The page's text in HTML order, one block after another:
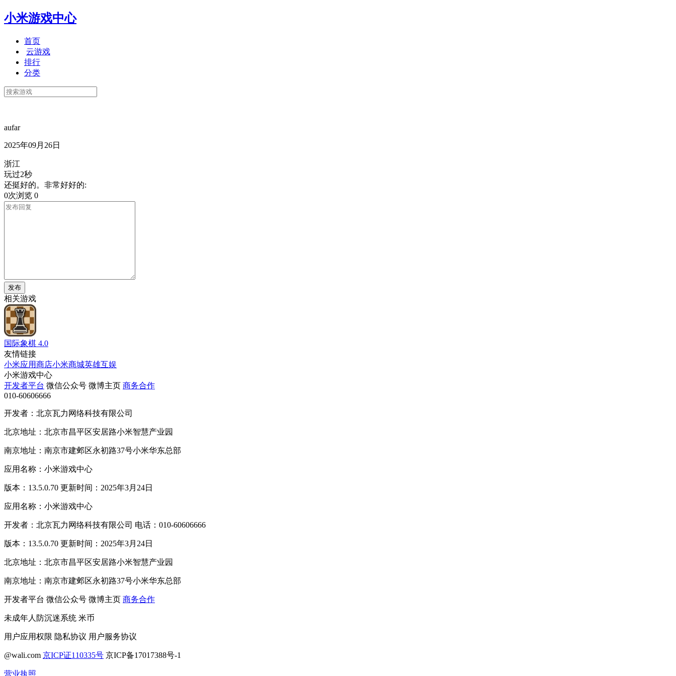
小米游戏中心
首页
云游戏
排行
分类
aufar
2025年09月26日
浙江
玩过2秒
还挺好的。非常好好的:
0次浏览 0
发布
相关游戏
国际象棋 4.0
友情链接
小米应用商店小米商城英雄互娱
小米游戏中心
开发者平台 微信公众号 微博主页 商务合作
010-60606666
开发者：北京瓦力网络科技有限公司
北京地址：北京市昌平区安居路小米智慧产业园
南京地址：南京市建邺区永初路37号小米华东总部
应用名称：小米游戏中心
版本：13.5.0.70 更新时间：2025年3月24日
应用名称：小米游戏中心
开发者：北京瓦力网络科技有限公司 电话：010-60606666
版本：13.5.0.70 更新时间：2025年3月24日
北京地址：北京市昌平区安居路小米智慧产业园
南京地址：南京市建邺区永初路37号小米华东总部
开发者平台 微信公众号 微博主页 商务合作
未成年人防沉迷系统 米币
用户应用权限 隐私协议 用户服务协议
@wali.com 京ICP证110335号 京ICP备17017388号-1
营业执照